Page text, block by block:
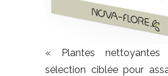
« Plantes
sélection ciblée pour